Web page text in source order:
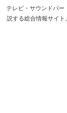
テレビ・サウンドバ
説する総合情報サイト